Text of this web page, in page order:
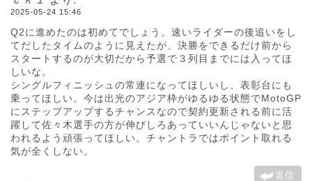
2025-05-24 15:46
Q2に進めたのは初めてでしょう。速いライダーの後追いをし
てだしたタイムのように見えたが、決勝をできるだけ前から
スタートするのが大切だから予選で３列目までには入ってほ
しいな。
シングルフィニッシュの常連になってほしいし、表彰台にも
乗ってほしい。今は出光のアジア枠がゆるゆる状態でMotoGP
にステップアップするチャンスなので契約更新される前に活
躍して佐々木選手の方が伸びしろあっていいんじゃないと思
われるよう頑張ってほしい。チャントラではポイント取れる
気が全くしない。
返信